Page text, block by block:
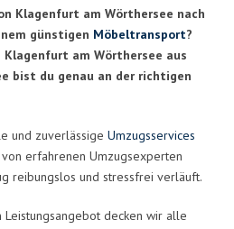
Klagenfurt am Wörthersee nach
günstigen Möbeltransport?
Klagenfurt am Wörthersee aus
bist du genau an der richtigen
und zuverlässige Umzugsservices
erfahrenen Umzugsexperten
reibungslos und stressfrei verläuft.
decken wir alle